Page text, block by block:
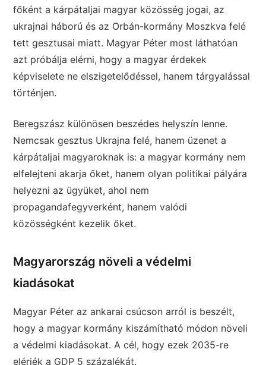
főként a kárpátaljai magyar közösség jogai, az
ukrajnai háború és az Orbán-kormány Moszkva felé
tett gesztusai miatt. Magyar Péter most láthatóan
azt próbálja elérni, hogy a magyar érdekek
képviselete ne elszigetelődéssel, hanem tárgyalással
történjen.
Beregszász különösen beszédes helyszín lenne.
Nemcsak gesztus Ukrajna felé, hanem üzenet a
kárpátaljai magyaroknak is: a magyar kormány nem
elfelejteni akarja őket, hanem olyan politikai pályára
helyezni az ügyüket, ahol nem
propagandafegyverként, hanem valódi
közösségként kezelik őket.
Magyarország növeli a védelmi
kiadásokat
Magyar Péter az ankarai csúcson arról is beszélt,
hogy a magyar kormány kiszámítható módon növeli
a védelmi kiadásokat. A cél, hogy ezek 2035-re
elérjék a GDP 5 százalékát.